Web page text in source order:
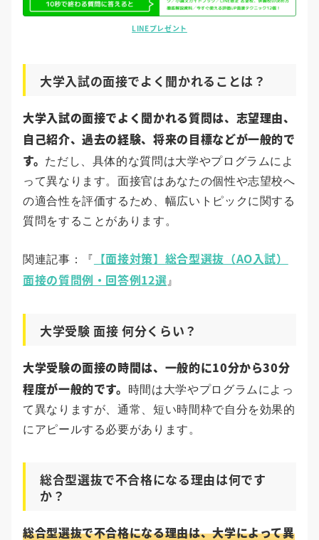
LINEプレゼント
大学入試の面接でよく聞かれることは？
大学入試の面接でよく聞かれる質問は、志望理由、
自己紹介、過去の経験、将来の目標などが一般的で
す。 ただし、具体的な質問は大学やプログラムによ
って異なります。面接官はあなたの個性や志望校へ
の適合性を評価するため、幅広いトピックに関する
質問をすることがあります。
関連記事：『
【面接対策】総合型選抜（AO入試）
面接の質問例・回答例12選』
大学受験 面接 何分くらい？
大学受験の面接の時間は、一般的に10分から30分
程度が一般的です。
時間は大学やプログラムによっ
て異なりますが、通常、短い時間枠で自分を効果的
にアピールする必要があります。
総合型選抜で不合格になる理由は何です
か？
総合型選抜で不合格になる理由は、大学によって異